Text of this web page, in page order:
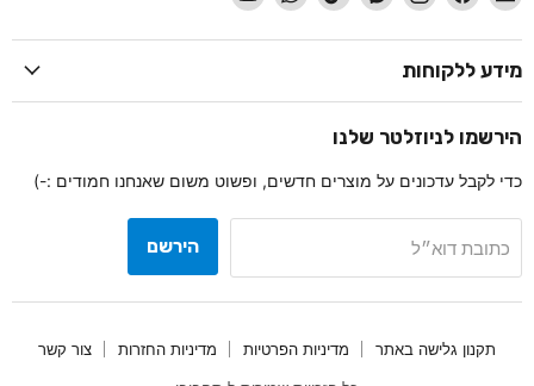
עקוב
אחרינו
ב
עקוב
אחרינו
ב
עקוב
אחרינו
ב
עקוב
אחרינו
עקוב
אחרינו
עקוב
אחרינואחרינו
מידע ללקוחות
הירשמו לניוזלטר שלנו
כדי לקבל עדכונים על מוצרים חדשים, ופשוט משום שאנחנו חמודים :-)
כתובת דוא״ל הירשם
תקנון גלישה באתר מדיניות הפרטיות מדיניות החזרות צור קשר